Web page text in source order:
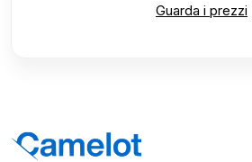
Guarda i prezzi